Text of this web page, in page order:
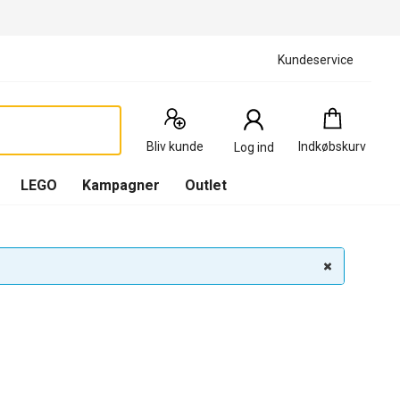
Kundeservice
Bliv kunde Log ind Indkøbskurv
Indkøbskurv
0
Produkter
LEGO Kampagner Outlet